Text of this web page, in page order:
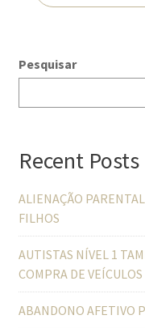
Pesquisar
Recent Posts
ALIENAÇÃO
FILHOS
AUTISTAS NÍVEL 1
COMPRA DE VEÍCULOS
ABANDONO AFETIVO